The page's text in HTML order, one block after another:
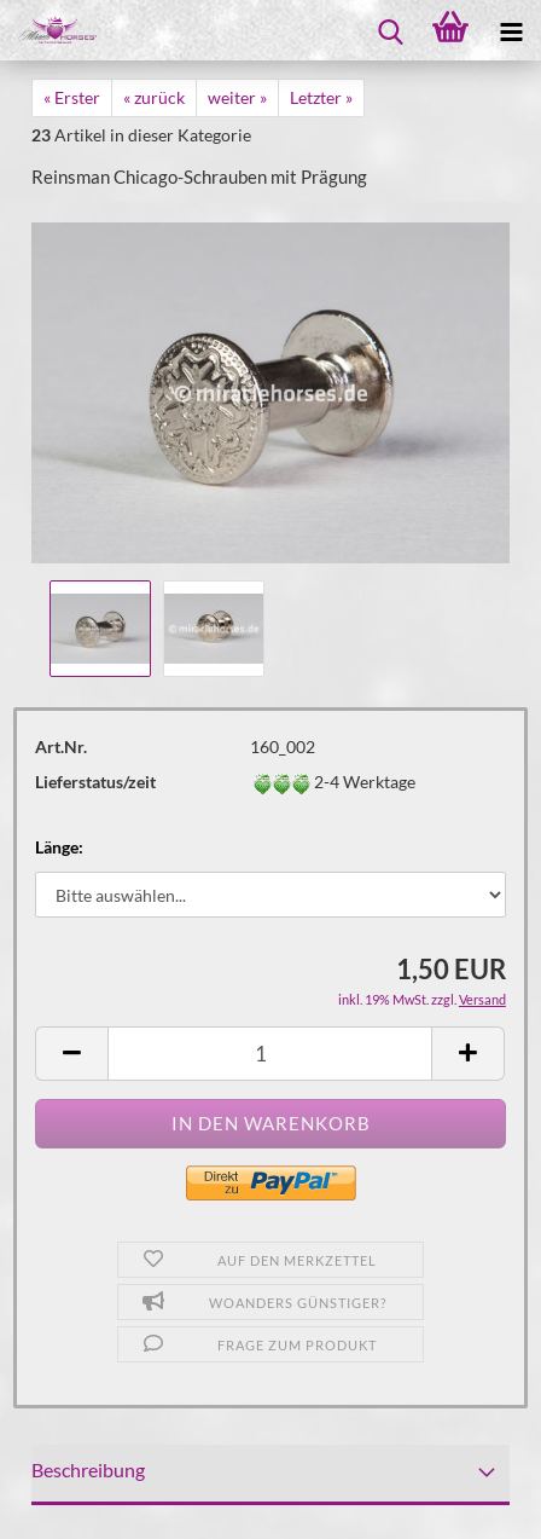
« Erster « zurück weiter »
Letzter »
23Artikel in dieser Kategorie
Reinsman Chicago-Schrauben mit Prägung
Art.Nr.
160_002
Lieferstatus/zeit
2-4 Werktage
Länge:
1,50 EUR
inkl. 19% MwSt. zzgl. Versand
AUF DEN MERKZETTEL
WOANDERS GÜNSTIGER?
FRAGE ZUM PRODUKT
Beschreibung